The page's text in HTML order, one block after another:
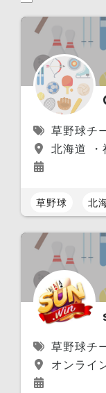
草野球チ
北海道 ・
草野球 北
草野球チ
オンライ